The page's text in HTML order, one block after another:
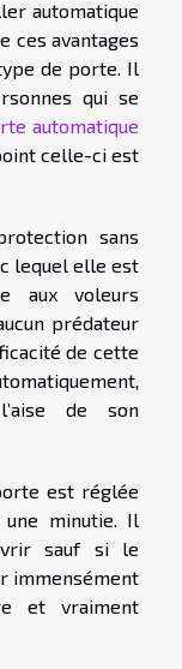
automatique
ces avantages
de porte. Il
qui se
automatique
celle-ci est
sans
lequel elle est
aux voleurs
prédateur
de cette
de son
est réglée
minutie. Il
sauf si le
immensément
et vraiment